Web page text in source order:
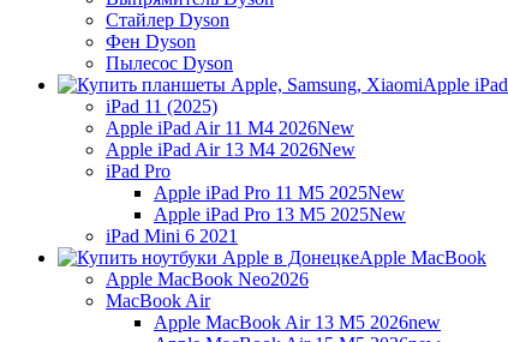
Стайлер Dyson
Фен Dyson
Пылесос Dyson
Apple iPad
iPad 11 (2025)
Apple iPad Air 11 M4 2026New
Apple iPad Air 13 M4 2026New
iPad Pro
Apple iPad Pro 11 M5 2025New
Apple iPad Pro 13 M5 2025New
iPad Mini 6 2021
Apple MacBook
Apple MacBook Neo2026
MacBook Air
Apple MacBook Air 13 M5 2026new